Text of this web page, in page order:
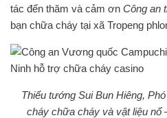
tác đến thăm và cảm ơn Công an
bạn chữa cháy tại xã Tropeng
Thiếu tướng Sui Bun Hiêng,
cháy chữa cháy và vật liệu nổ